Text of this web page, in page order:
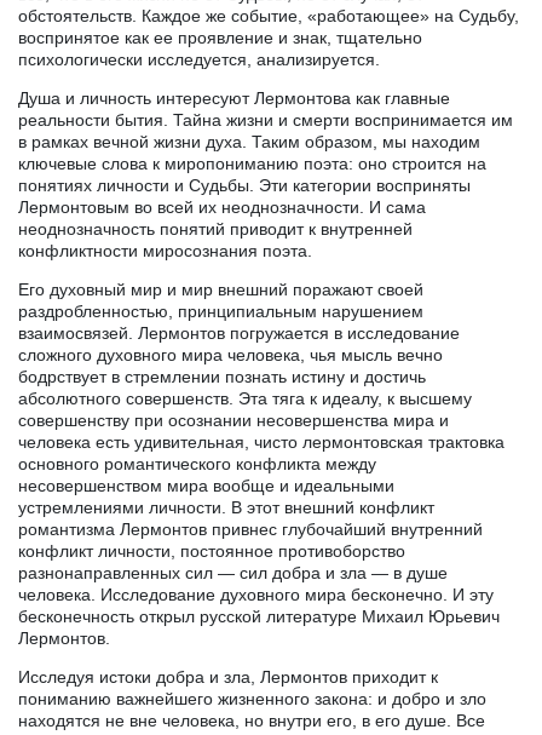
обстоятельств. Каждое же событие, «работающее» на Судьбу,
воспринятое как ее проявление и знак, тщательно
психологически исследуется, анализируется.
Душа и личность интересуют Лермонтова как главные
реальности бытия. Тайна жизни и смерти воспринимается им
в рамках вечной жизни духа. Таким образом, мы находим
ключевые слова к миропониманию поэта: оно строится на
понятиях личности и Судьбы. Эти категории восприняты
Лермонтовым во всей их неоднозначности. И сама
неоднозначность понятий приводит к внутренней
конфликтности миросознания поэта.
Его духовный мир и мир внешний поражают своей
раздробленностью, принципиальным нарушением
взаимосвязей. Лермонтов погружается в исследование
сложного духовного мира человека, чья мысль вечно
бодрствует в стремлении познать истину и достичь
абсолютного совершенств. Эта тяга к идеалу, к высшему
совершенству при осознании несовершенства мира и
человека есть удивительная, чисто лермонтовская трактовка
основного романтического конфликта между
несовершенством мира вообще и идеальными
устремлениями личности. В этот внешний конфликт
романтизма Лермонтов привнес глубочайший внутренний
конфликт личности, постоянное противоборство
разнонаправленных сил — сил добра и зла — в душе
человека. Исследование духовного мира бесконечно. И эту
бесконечность открыл русской литературе Михаил Юрьевич
Лермонтов.
Исследуя истоки добра и зла, Лермонтов приходит к
пониманию важнейшего жизненного закона: и добро и зло
находятся не вне человека, но внутри его, в его душе. Все